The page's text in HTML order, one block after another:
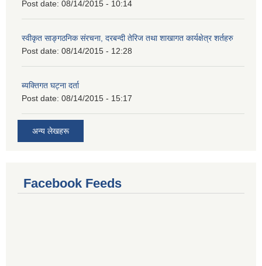
Post date: 08/14/2015 - 10:14
स्वीकृत साङ्गठनिक संरचना, दरबन्दी तेरिज तथा शाखागत कार्यक्षेत्र शर्तहरु
Post date: 08/14/2015 - 12:28
ब्यक्तिगत घट्ना दर्ता
Post date: 08/14/2015 - 15:17
अन्य लेखहरू
Facebook Feeds